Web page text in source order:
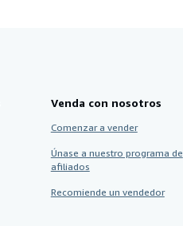
Venda con nosotros
Comenzar a vender
Únase a nuestro programa de
afiliados
Recomiende un vendedor